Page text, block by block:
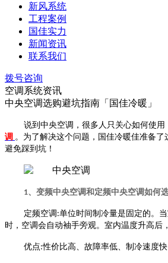
新风系统
工程案例
国佳实力
新闻资讯
联系我们
拨号咨询
空调系统资讯
中央空调选购避坑指南「国佳冷暖」
说到中央空调，很多人只关心如何使用
调 。为了解决这个问题，国佳冷暖佳准备了
避免踩到坑！
1、变频中央空调和定频中央空调如何
定频空调 :单位时间制冷量是固定的。
时，空调会自动袖手旁观。室内温度升高后
优点:性价比高、故障率低、制冷速度快